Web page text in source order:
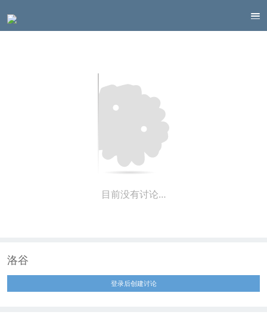
目前没有讨论…
洛谷
登录后创建讨论